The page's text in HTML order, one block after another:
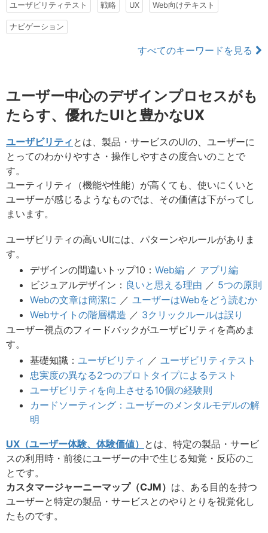
ユーザビリティテスト 戦略 UX Web向けテキスト
ナビゲーション
すべてのキーワードを見る
ユーザー中心のデザインプロセスがも
たらす、優れたUIと豊かなUX
ユーザビリティ とは、製品・サービスのUIの、ユーザーに
とってのわかりやすさ・操作しやすさの度合いのことで
す。
ユーティリティ（機能や性能）が高くても、使いにくいと
ユーザーが感じるようなものでは、その価値は下がってし
まいます。
ユーザビリティの高いUIには、パターンやルールがありま
す。
デザインの間違いトップ10： Web編 ／ アプリ編
ビジュアルデザイン： 良いと思える理由 ／ 5つの原則
Webの文章は簡潔に ／ ユーザーはWebをどう読むか
Webサイトの階層構造 ／ 3クリックルールは誤り
ユーザー視点のフィードバックがユーザビリティを高めま
す。
基礎知識： ユーザビリティ ／ ユーザビリティテスト
忠実度の異なる2つのプロトタイプによるテスト
ユーザビリティを向上させる10個の経験則
カードソーティング：ユーザーのメンタルモデルの解
明
UX（ユーザー体験、体験価値） とは、特定の製品・サービ
スの利用時・前後にユーザーの中で生じる知覚・反応のこ
とです。
カスタマージャーニーマップ（CJM） は、ある目的を持つ
ユーザーと特定の製品・サービスとのやりとりを視覚化し
たものです。